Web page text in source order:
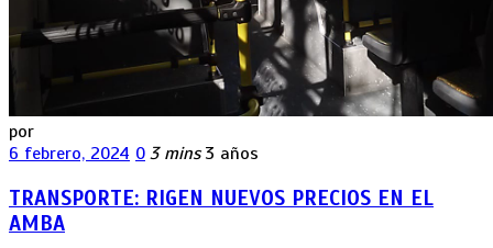
por
6 febrero, 2024 0 3 mins 3 años
TRANSPORTE: RIGEN NUEVOS PRECIOS EN EL
AMBA